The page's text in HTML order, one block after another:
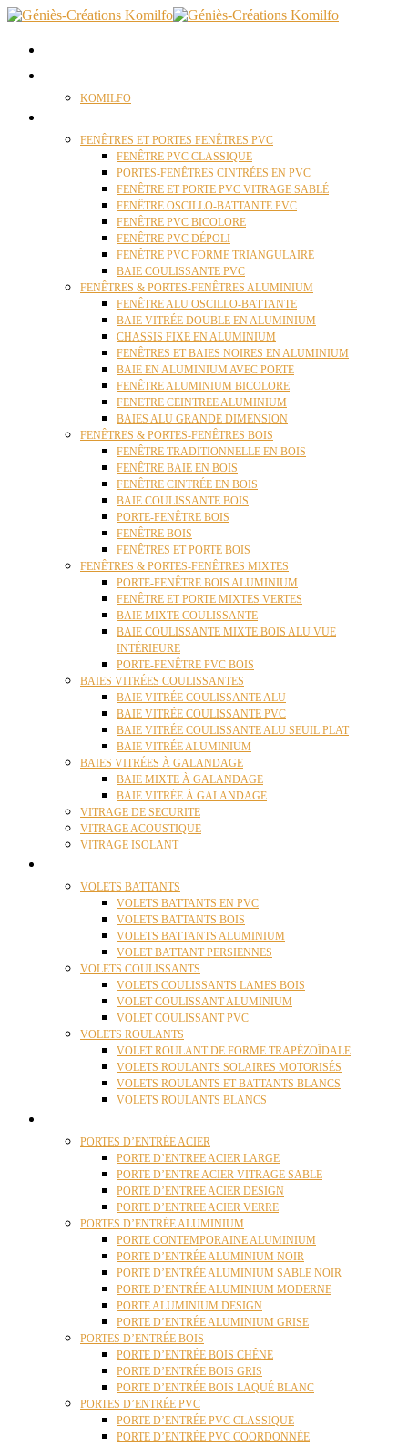
KOMILFO
FENÊTRES ET PORTES FENÊTRES PVC
FENÊTRE PVC CLASSIQUE
PORTES-FENÊTRES CINTRÉES EN PVC
FENÊTRE ET PORTE PVC VITRAGE SABLÉ
FENÊTRE OSCILLO-BATTANTE PVC
FENÊTRE PVC BICOLORE
FENÊTRE PVC DÉPOLI
FENÊTRE PVC FORME TRIANGULAIRE
BAIE COULISSANTE PVC
FENÊTRES & PORTES-FENÊTRES ALUMINIUM
FENÊTRE ALU OSCILLO-BATTANTE
BAIE VITRÉE DOUBLE EN ALUMINIUM
CHASSIS FIXE EN ALUMINIUM
FENÊTRES ET BAIES NOIRES EN ALUMINIUM
BAIE EN ALUMINIUM AVEC PORTE
FENÊTRE ALUMINIUM BICOLORE
FENETRE CEINTREE ALUMINIUM
BAIES ALU GRANDE DIMENSION
FENÊTRES & PORTES-FENÊTRES BOIS
FENÊTRE TRADITIONNELLE EN BOIS
FENÊTRE BAIE EN BOIS
FENÊTRE CINTRÉE EN BOIS
BAIE COULISSANTE BOIS
PORTE-FENÊTRE BOIS
FENÊTRE BOIS
FENÊTRES ET PORTE BOIS
FENÊTRES & PORTES-FENÊTRES MIXTES
PORTE-FENÊTRE BOIS ALUMINIUM
FENÊTRE ET PORTE MIXTES VERTES
BAIE MIXTE COULISSANTE
BAIE COULISSANTE MIXTE BOIS ALU VUE
INTÉRIEURE
PORTE-FENÊTRE PVC BOIS
BAIES VITRÉES COULISSANTES
BAIE VITRÉE COULISSANTE ALU
BAIE VITRÉE COULISSANTE PVC
BAIE VITRÉE COULISSANTE ALU SEUIL PLAT
BAIE VITRÉE ALUMINIUM
BAIES VITRÉES À GALANDAGE
BAIE MIXTE À GALANDAGE
BAIE VITRÉE À GALANDAGE
VITRAGE DE SECURITE
VITRAGE ACOUSTIQUE
VITRAGE ISOLANT
VOLETS BATTANTS
VOLETS BATTANTS EN PVC
VOLETS BATTANTS BOIS
VOLETS BATTANTS ALUMINIUM
VOLET BATTANT PERSIENNES
VOLETS COULISSANTS
VOLETS COULISSANTS LAMES BOIS
VOLET COULISSANT ALUMINIUM
VOLET COULISSANT PVC
VOLETS ROULANTS
VOLET ROULANT DE FORME TRAPÉZOÏDALE
VOLETS ROULANTS SOLAIRES MOTORISÉS
VOLETS ROULANTS ET BATTANTS BLANCS
VOLETS ROULANTS BLANCS
PORTES D’ENTRÉE ACIER
PORTE D’ENTREE ACIER LARGE
PORTE D’ENTRE ACIER VITRAGE SABLE
PORTE D’ENTREE ACIER DESIGN
PORTE D’ENTREE ACIER VERRE
PORTES D’ENTRÉE ALUMINIUM
PORTE CONTEMPORAINE ALUMINIUM
PORTE D’ENTRÉE ALUMINIUM NOIR
PORTE D’ENTRÉE ALUMINIUM SABLE NOIR
PORTE D’ENTRÉE ALUMINIUM MODERNE
PORTE ALUMINIUM DESIGN
PORTE D’ENTRÉE ALUMINIUM GRISE
PORTES D’ENTRÉE BOIS
PORTE D’ENTRÉE BOIS CHÊNE
PORTE D’ENTRÉE BOIS GRIS
PORTE D’ENTRÉE BOIS LAQUÉ BLANC
PORTES D’ENTRÉE PVC
PORTE D’ENTRÉE PVC CLASSIQUE
PORTE D’ENTRÉE PVC COORDONNÉE